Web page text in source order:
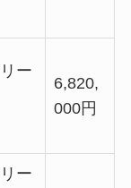
ー
6,820,
000円
ー